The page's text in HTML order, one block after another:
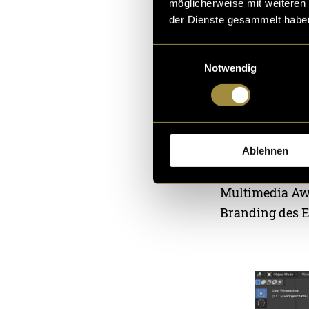
möglicherweise mit
der Dienste gesammelt
Notwendig
Ablehnen
animieren,
visuelles
von Crowd-
Attraktionen
am Riesenrad
Multimedia
Branding des